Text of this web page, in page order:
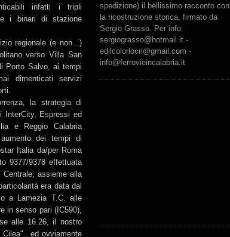
infatti i tripli
i binari di stazione
regionale (e non...)
verso Villa San
Porto Salvo, ai tempi
dimenticati servizi
la strategia di
InterCity, Espressi ed
e Reggio Calabria
dei tempi di
Italia da/per Roma
9377/9378 effettuata
assieme alla
era data dal
a Lamezia T.C. alle
in senso pari (IC590),
alle 16.26, il nostro
ovviamente
spedizione) il bellissimo racconto con
la ricostruzione storica, firmato da
Sergio Grasso. Per info:
sergiograsso@hotmail.it -
edilcolorlocri@gmail.com -
info@ferrovieincalabria.it